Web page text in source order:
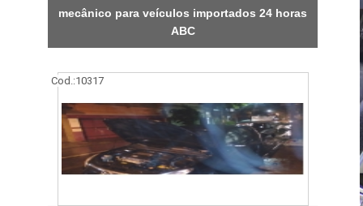
mecânico para veículos importados 24 horas
ABC
Cod.:10317